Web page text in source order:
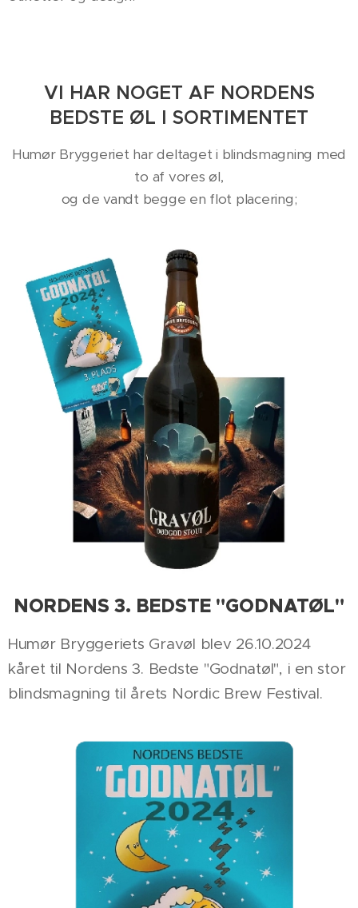
VI HAR NOGET AF NORDENS
BEDSTE ØL I SORTIMENTET
Humør Bryggeriet har deltaget i blindsmagning med
to af vores øl,
og de vandt begge en flot placering;
NORDENS 3. BEDSTE "GODNATØL"
Humør Bryggeriets Gravøl blev 26.10.2024
kåret til Nordens 3. Bedste "Godnatøl", i en stor
blindsmagning til årets Nordic Brew Festival.